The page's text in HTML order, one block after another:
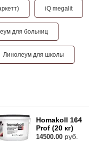
iQ megalit
для больниц
Линолеум для школы
Homakoll 164
Prof (20 кг)
14500.00 руб.